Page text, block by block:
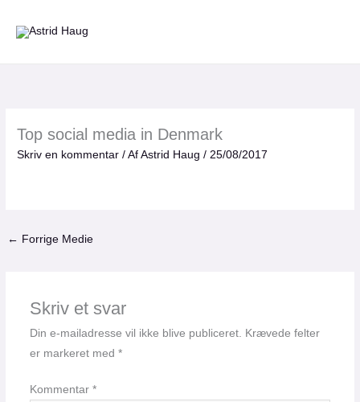
Top social media in Denmark
Skriv en kommentar / AfAstrid Haug/25/08/2017
← Forrige Medie
Skriv et svar
Din e-mailadresse vil ikke blive publiceret. Krævede felter
er markeret med *
Kommentar *